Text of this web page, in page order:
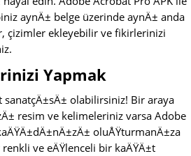
aynÄ± belge üzerinde aynÄ± anda
çizimler ekleyebilir ve fikirlerinizi
Yapmak
sanatçÄ±sÄ± olabilirsiniz! Bir araya
resim ve kelimeleriniz varsa Adobe
oluÅŸturmanÄ±za
ve eÄŸlenceli bir kaÄŸÄ±t